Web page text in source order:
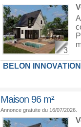
3
BELON
Maison 96 m²
Annonce gratuite du 16/07/2026.